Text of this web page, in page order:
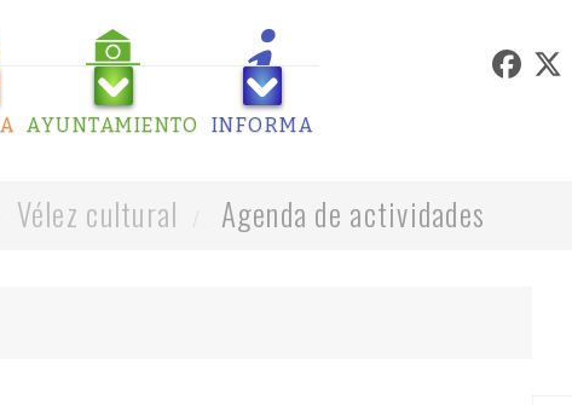
AYUNTAMIENTO INFORMA
Vélez cultural Agenda de actividades